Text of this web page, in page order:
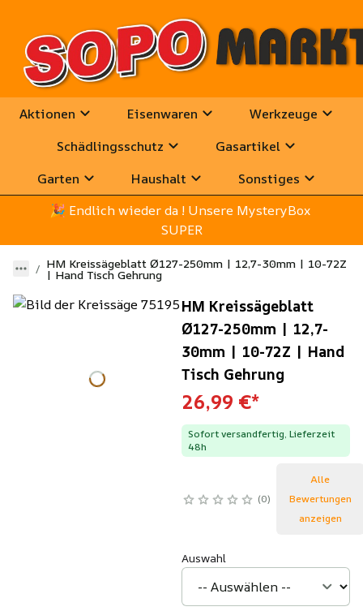
Aktionen Eisenwaren
Werkzeuge
Schädlingsschutz
Gasartikel
Garten
Haushalt
Sonstiges
🎉 Endlich wieder da ! Unsere MysteryBox
SUPER
HM Kreissägeblatt Ø127-250mm | 12,7-30mm | 10-72Z
| Hand Tisch Gehrung
HM Kreissägeblatt
Ø127-250mm | 12,7-
30mm | 10-72Z | Hand
Tisch Gehrung
26,99 €*
Sofort versandfertig, Lieferzeit
48h
0
Alle
Bewertungen
anzeigen
Auswahl